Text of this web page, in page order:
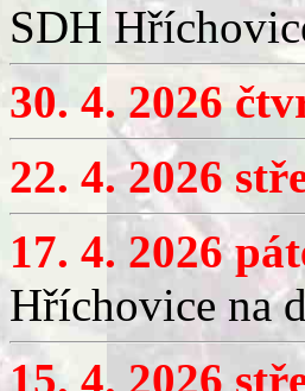
SDH
30. 4. 2026
22. 4. 2026
17. 4. 2026
Hříchovice na
15. 4. 2026